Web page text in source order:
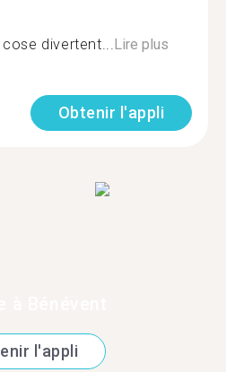
divertent... Lire plus
Obtenir l'appli
l'appli